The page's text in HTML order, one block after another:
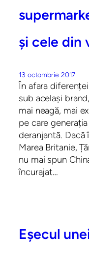
și cele din
13 octombrie 2017
În afara
sub același
mai neagă, mai
pe care
deranjantă.
Marea Britanie,
nu mai spun
încurajat…
Eșecul